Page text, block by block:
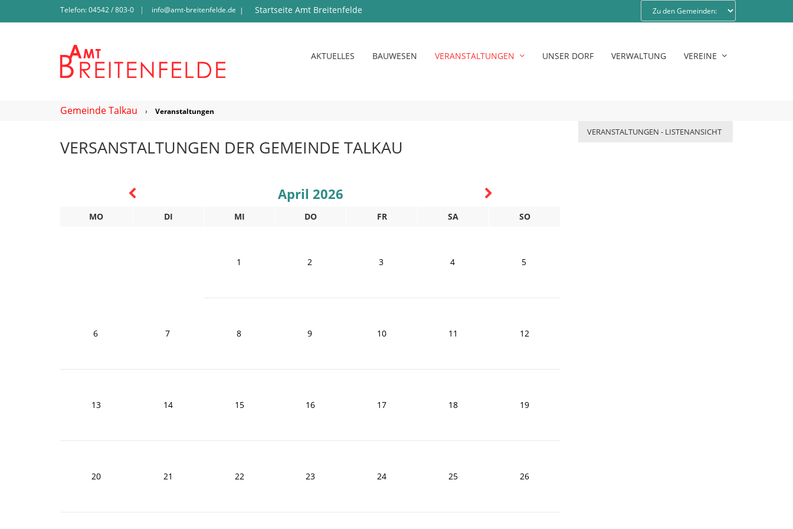
Telefon: 04542 / 803-0 info@amt-breitenfelde.de | Startseite Amt Breitenfelde
AKTUELLES BAUWESEN VERANSTALTUNGEN UNSER DORF VERWALTUNG VEREINE
Gemeinde Talkau › Veranstaltungen
VERSANSTALTUNGEN DER GEMEINDE TALKAU
April 2026
MO DI MI DO FR SA SO
1 2 3 4 5
6 7 8 9 10 11 12
13 14 15 16 17 18 19
20 21 22 23 24 25 26
VERANSTALTUNGEN - LISTENANSICHT